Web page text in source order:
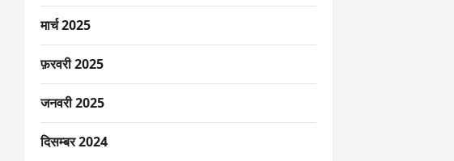
मार्च 2025
फ़रवरी 2025
जनवरी 2025
दिसम्बर 2024